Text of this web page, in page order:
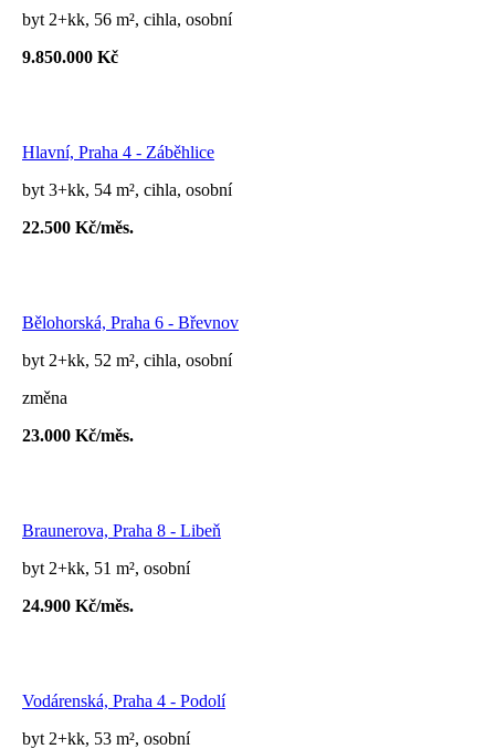
byt 2+kk, 56 m², cihla, osobní
9.850.000 Kč
Hlavní, Praha 4 - Záběhlice
byt 3+kk, 54 m², cihla, osobní
22.500 Kč/měs.
Bělohorská, Praha 6 - Břevnov
byt 2+kk, 52 m², cihla, osobní
změna
23.000 Kč/měs.
Braunerova, Praha 8 - Libeň
byt 2+kk, 51 m², osobní
24.900 Kč/měs.
Vodárenská, Praha 4 - Podolí
byt 2+kk, 53 m², osobní